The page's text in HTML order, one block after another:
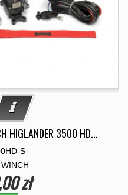
HIGLANDER 3500 HD...
S
zł